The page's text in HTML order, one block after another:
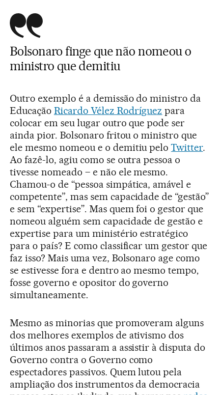
Bolsonaro finge que não nomeou o
ministro que demitiu
Outro exemplo é a demissão do ministro da
Educação Ricardo Vélez Rodríguez para
colocar em seu lugar outro que pode ser
ainda pior. Bolsonaro fritou o ministro que
ele mesmo nomeou e o demitiu peloTwitter.
Ao fazê-lo, agiu como se outra pessoa o
tivesse nomeado – e não ele mesmo.
Chamou-o de “pessoa simpática, amável e
competente”, mas sem capacidade de “gestão”
e sem “expertise”. Mas quem foi o gestor que
nomeou alguém sem capacidade de gestão e
expertise para um ministério estratégico
para o país? E como classificar um gestor que
faz isso? Mais uma vez, Bolsonaro age como
se estivesse fora e dentro ao mesmo tempo,
fosse governo e opositor do governo
simultaneamente.
Mesmo as minorias que promoveram alguns
dos melhores exemplos de ativismo dos
últimos anos passaram a assistir à disputa do
Governo contra o Governo como
espectadores passivos. Quem lutou pela
ampliação dos instrumentos da democracia